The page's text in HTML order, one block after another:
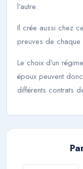
l’autre.
Il crée aussi chez
preuves de chaque
Le choix d’un
époux peuvent
différents contrats